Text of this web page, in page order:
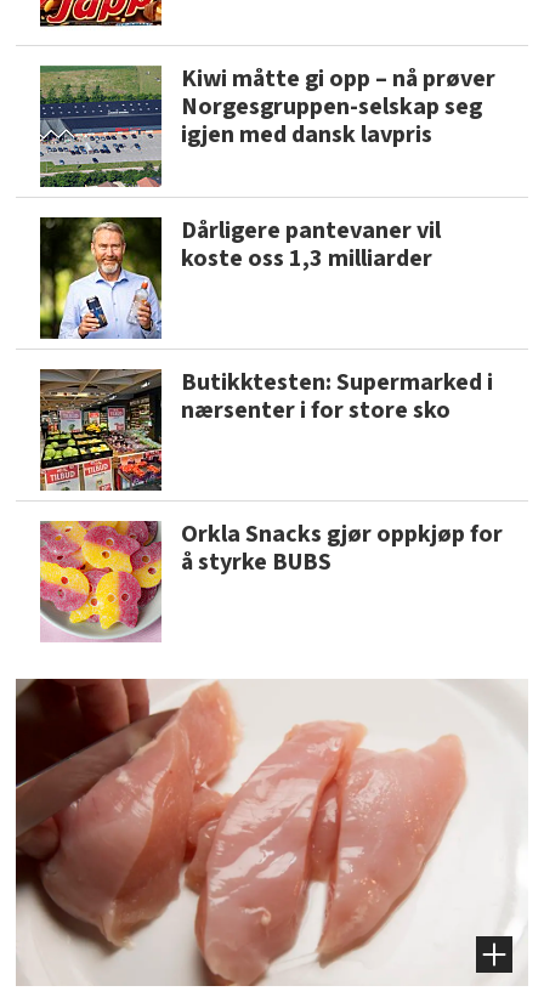
Kiwi måtte gi opp – nå prøver
Norgesgruppen-selskap seg
igjen med dansk lavpris
Dårligere pantevaner vil
koste oss 1,3 milliarder
Butikktesten: Supermarked i
nærsenter i for store sko
Orkla Snacks gjør oppkjøp for
å styrke BUBS